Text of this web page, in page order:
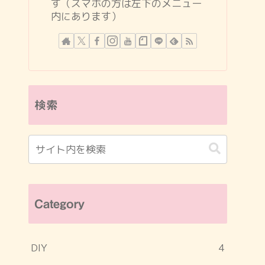
す（スマホの方は左下のメニュー
内にあります）
検索
Category
DIY 4